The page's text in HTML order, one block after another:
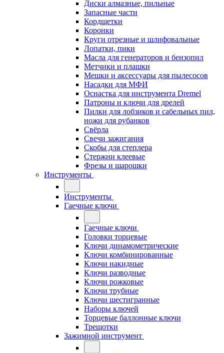
Диски алмазные, пильные
Запасные части
Кордщетки
Коронки
Круги отрезные и шлифовальные
Лопатки, пики
Масла для генераторов и бензопил
Метчики и плашки
Мешки и аксессуары для пылесосов
Насадки для МФИ
Оснастка для инструмента Dremel
Патроны и ключи для дрелей
Пилки для лобзиков и сабельных пил,
ножи для рубанков
Свёрла
Свечи зажигания
Скобы для степлера
Стержни клеевые
Фрезы и шарошки
Инструменты
Инструменты
Гаечные ключи
Гаечные ключи
Головки торцевые
Ключи динамометрические
Ключи комбинированные
Ключи накидные
Ключи разводные
Ключи рожковые
Ключи трубные
Ключи шестигранные
Наборы ключей
Торцевые баллонные ключи
Трещотки
Зажимной инструмент